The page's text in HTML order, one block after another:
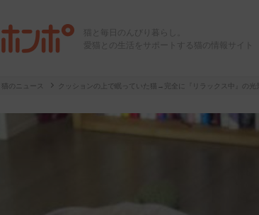
猫と毎日のんびり暮らし。
愛猫との生活をサポートする猫の情報サイト
猫のニュース クッションの上で眠っていた猫→完全に『リラックス中』の